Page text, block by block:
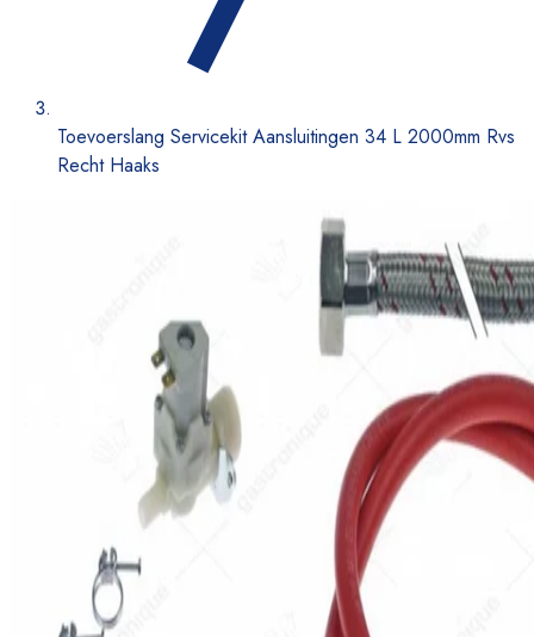
Toevoerslang Servicekit Aansluitingen 34 L 2000mm Rvs
Recht Haaks